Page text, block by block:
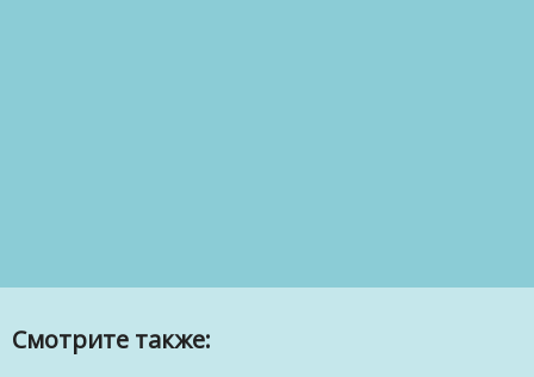
Смотрите также: